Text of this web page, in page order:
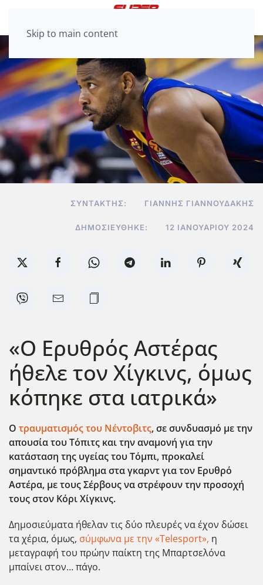
Skip to main content
ΣΥΝΤΆΚΤΗΣ: ΓΙΆΝΝΗΣ ΓΙΑΝΝΟΥΔΆΚΗΣ
ΔΗΜΟΣΙΕΎΘΗΚΕ: 12 ΙΑΝΟΥΑΡΊΟΥ 2024
«Ο Ερυθρός Αστέρας
ήθελε τον Χίγκινς, όμως
κόπηκε στα ιατρικά»
Ο τραυματισμός του Νέντοβιτς, σε συνδυασμό με την
απουσία του Τόπιτς και την αναμονή για την
κατάσταση της υγείας του Τόμπι, προκαλεί
σημαντικό πρόβλημα στα γκαρντ για τον Ερυθρό
Αστέρα, με τους Σέρβους να στρέφουν την προσοχή
τους στον Κόρι Χίγκινς.
Δημοσιεύματα ήθελαν τις δύο πλευρές να έχον δώσει
τα χέρια, όμως, σύμφωνα με την «Telesport», η
μεταγραφή του πρώην παίκτη της Μπαρτσελόνα
μπαίνει στον… πάγο.